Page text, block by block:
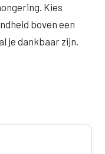
Kies
boven een
je dankbaar zijn.